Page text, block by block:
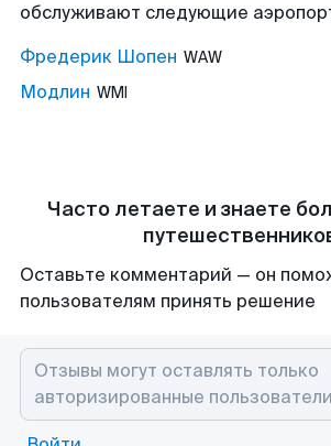
обслуживают следующие
Фредерик Шопен WAW
Модлин WMI
Часто летаете и знаете
Оставьте комментарий — он
пользователям принять решение